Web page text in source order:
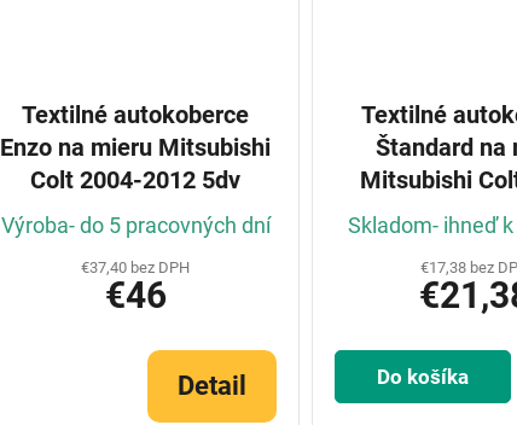
Textilné autokoberce
Enzo na mieru Mitsubishi
Colt 2004-2012 5dv
Výroba- do 5 pracovných dní
€37,40 bez DPH
€46
Detail
Textilné
Štandard na
Mitsubishi
2012 3dv
Skladom- ihneď
€17,38 bez
Do košíka